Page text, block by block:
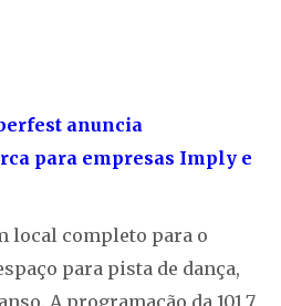
anuncia
para empresas Imply e
local completo para o
para pista de dança,